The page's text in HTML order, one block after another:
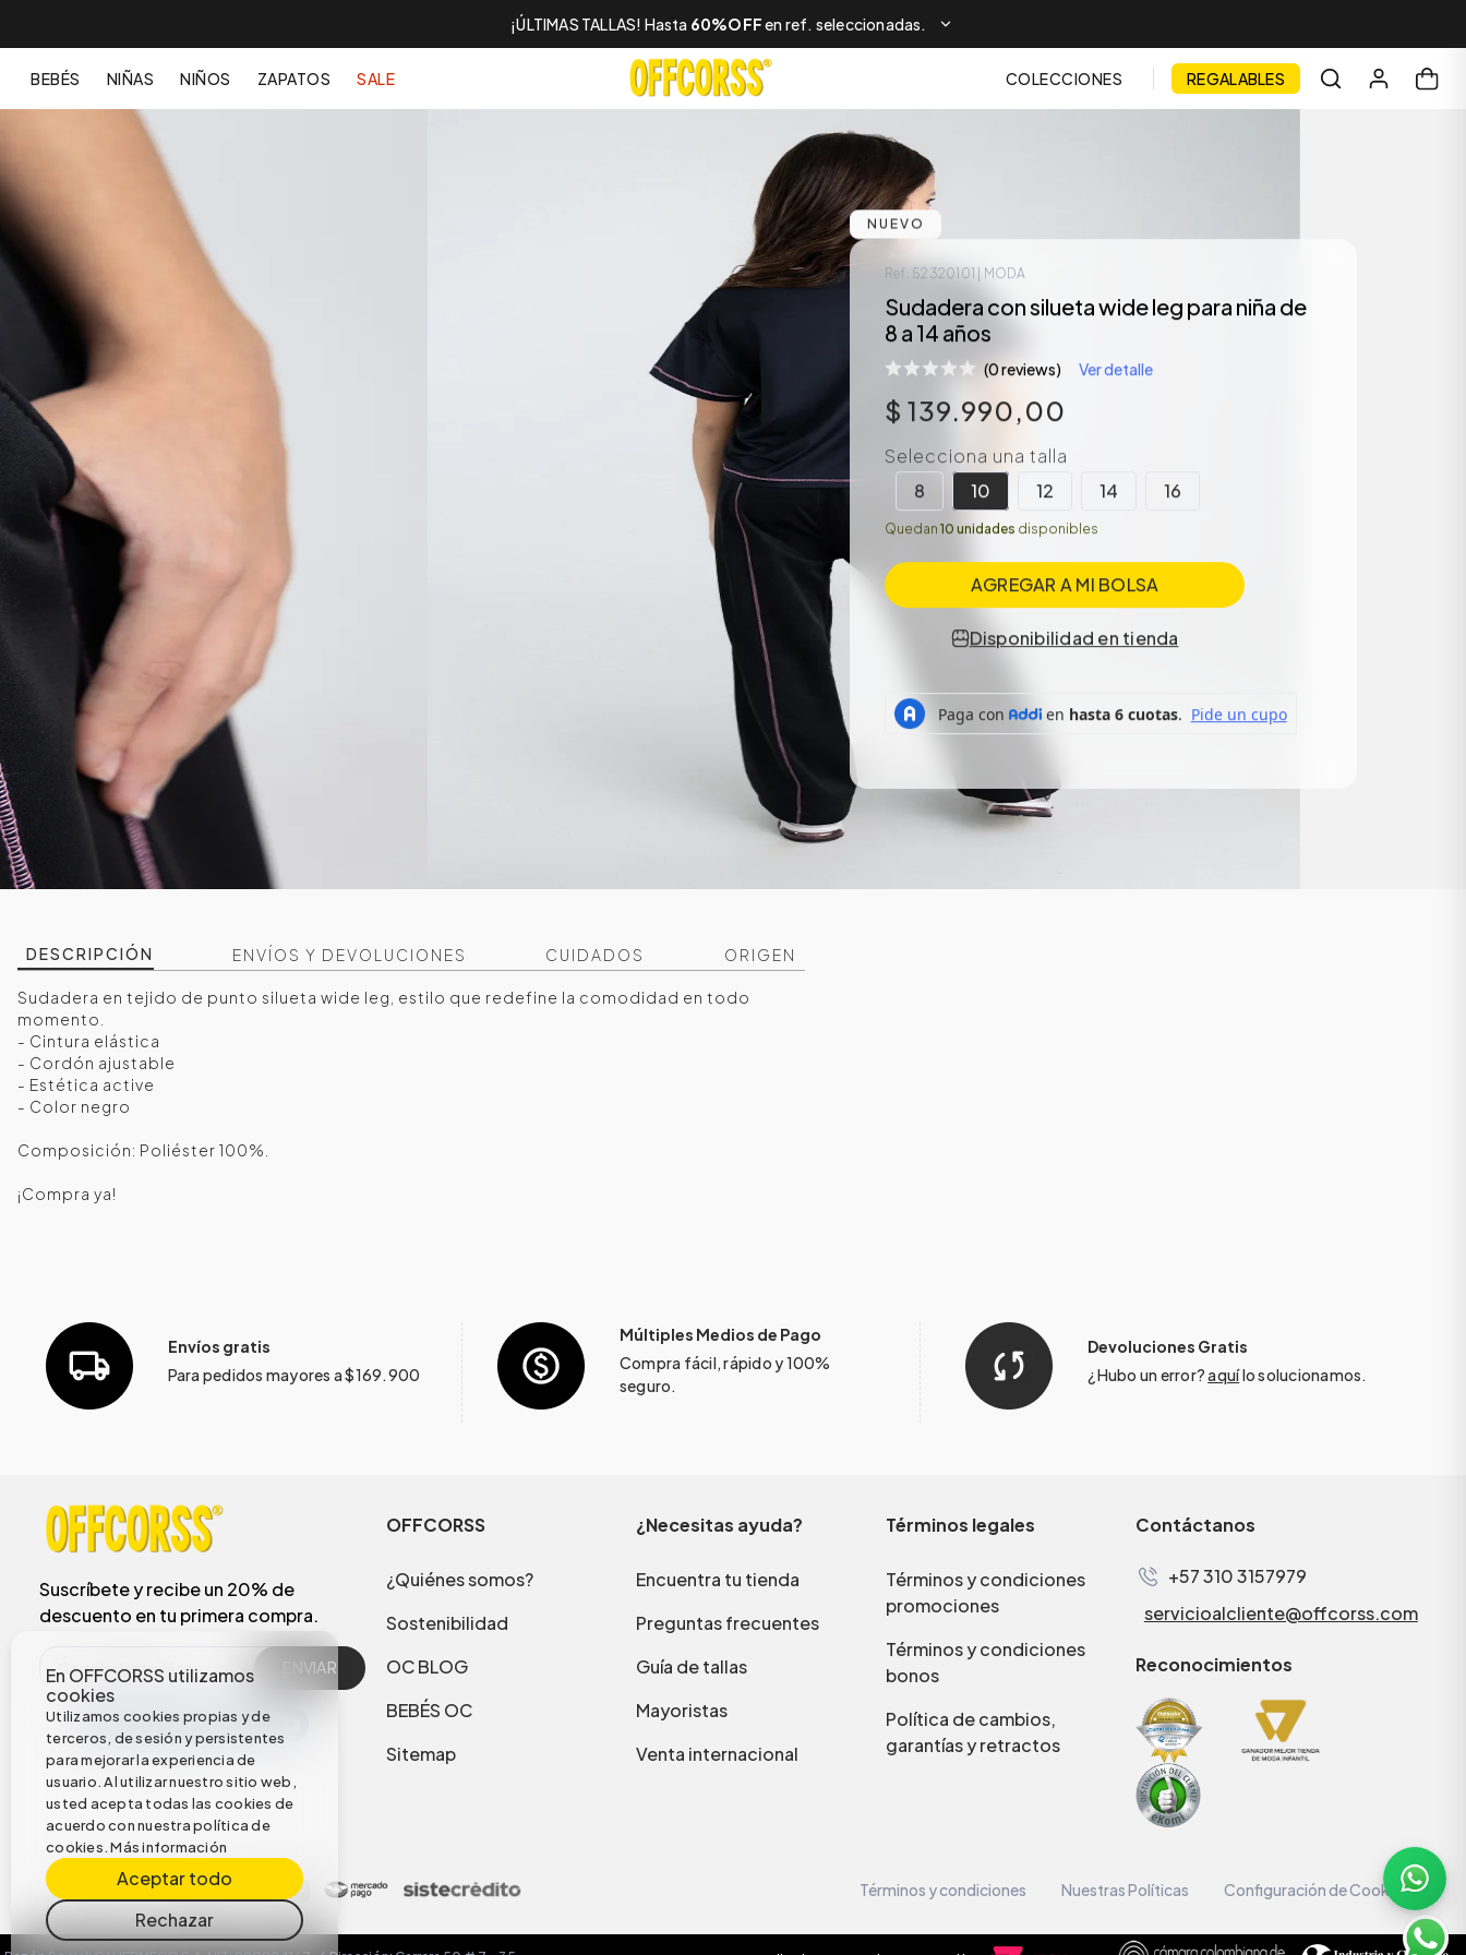
¡ÚLTIMAS TALLAS! Hasta 60%OFFen ref. seleccionadas.
BEBÉS NIÑAS NIÑOS ZAPATOS SALE COLECCIONES REGALABLES
En OFFCORSS utilizamos
cookies
Utilizamos cookies propias y de
terceros, de sesión y persistentes
para mejorar la experiencia de
usuario. Al utilizar nuestro sitio web,
usted acepta todas las cookies de
acuerdo con nuestra política de
cookies.Más información
Aceptar todo
Rechazar
NUEVO
Ref. 52320101 | MODA
Sudadera con silueta wide leg para niña de
8 a 14 años
(0 reviews) Ver detalle
$ 139.990,00
Selecciona una talla
8
10 12 14 16
Quedan 10 unidades disponibles
AGREGAR A MI BOLSA
Disponibilidad en tienda
DESCRIPCIÓN ENVÍOS Y DEVOLUCIONES CUIDADOS ORIGEN
Sudadera en tejido de punto silueta wide leg, estilo que redefine la comodidad en todo
momento.
- Cintura elástica
- Cordón ajustable
- Estética active
- Color negro
Composición: Poliéster 100%.
¡Compra ya!
Envíos gratis
Para pedidos mayores a $169.900
Múltiples Medios de Pago
Compra fácil, rápido y 100%
seguro.
Devoluciones Gratis
¿Hubo un error?aquílo solucionamos.
Suscríbete y recibe un 20% de
descuento en tu primera compra.
ENVIAR
OFFCORSS
¿Quiénes somos?
Sostenibilidad
OC BLOG
BEBÉS OC
Sitemap
¿Necesitas ayuda?
Encuentra tu tienda
Preguntas frecuentes
Guía de tallas
Mayoristas
Venta internacional
Términos legales
Términos y condiciones
promociones
Términos y condiciones
bonos
Política de cambios,
garantías y retractos
Contáctanos
+57 310 3157979
servicioalcliente@offcorss.com
Reconocimientos
Términos y condiciones Nuestras Políticas Configuración de Cookies